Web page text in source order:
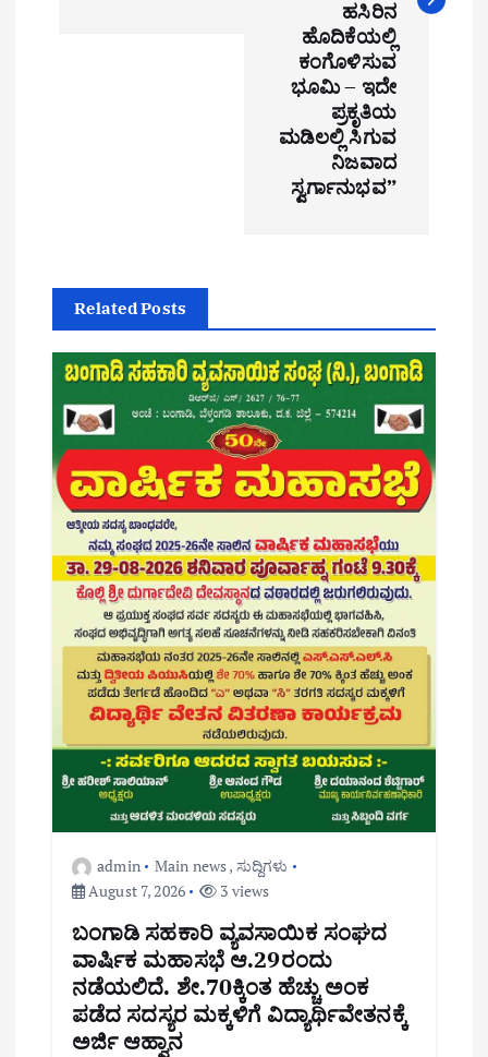
n
ಹಸಿರಿನ
ಹೊದಿಕೆಯಲ್ಲಿ
ಕಂಗೊಳಿಸುವ
ಭೂಮಿ – ಇದೇ
ಪ್ರಕೃತಿಯ
ಮಡಿಲಲ್ಲಿ ಸಿಗುವ
ನಿಜವಾದ
ಸ್ವರ್ಗಾನುಭವ”
Related Posts
admin Main news, ಸುದ್ದಿಗಳು
August 7, 2026
3 views
ಬಂಗಾಡಿ ಸಹಕಾರಿ ವ್ಯವಸಾಯಿಕ ಸಂಘದ
ವಾರ್ಷಿಕ ಮಹಾಸಭೆ ಆ.29ರಂದು
ನಡೆಯಲಿದೆ. ಶೇ.70ಕ್ಕಿಂತ ಹೆಚ್ಚು ಅಂಕ
ಪಡೆದ ಸದಸ್ಯರ ಮಕ್ಕಳಿಗೆ ವಿದ್ಯಾರ್ಥಿವೇತನಕ್ಕೆ
ಅರ್ಜಿ ಆಹ್ವಾನ